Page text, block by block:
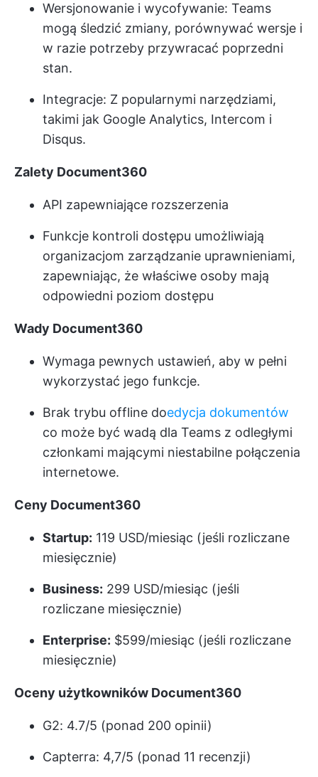
Wersjonowanie i wycofywanie: Teams
mogą śledzić zmiany, porównywać wersje i
w razie potrzeby przywracać poprzedni
stan.
Integracje: Z popularnymi narzędziami,
takimi jak Google Analytics, Intercom i
Disqus.
Zalety Document360
API zapewniające rozszerzenia
Funkcje kontroli dostępu umożliwiają
organizacjom zarządzanie uprawnieniami,
zapewniając, że właściwe osoby mają
odpowiedni poziom dostępu
Wady Document360
Wymaga pewnych ustawień, aby w pełni
wykorzystać jego funkcje.
Brak trybu offline doedycja dokumentów
co może być wadą dla Teams z odległymi
członkami mającymi niestabilne połączenia
internetowe.
Ceny Document360
Startup: 119 USD/miesiąc (jeśli rozliczane
miesięcznie)
Business: 299 USD/miesiąc (jeśli
rozliczane miesięcznie)
Enterprise: $599/miesiąc (jeśli rozliczane
miesięcznie)
Oceny użytkowników Document360
G2: 4.7/5 (ponad 200 opinii)
Capterra: 4,7/5 (ponad 11 recenzji)